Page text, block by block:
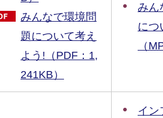
みんなで環境問
題について考え
よう!（PDF：1,
241KB）
みん
につ
（
イン